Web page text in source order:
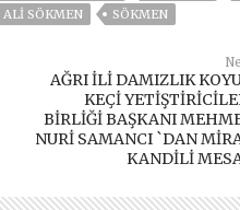
ALI SÖKMEN SÖKMEN
AĞRI İLİ DAMIZLIK
KEÇİ
BİRLİĞİ BAŞKANI
NURİ SAMANCI `DAN
KANDİLİ